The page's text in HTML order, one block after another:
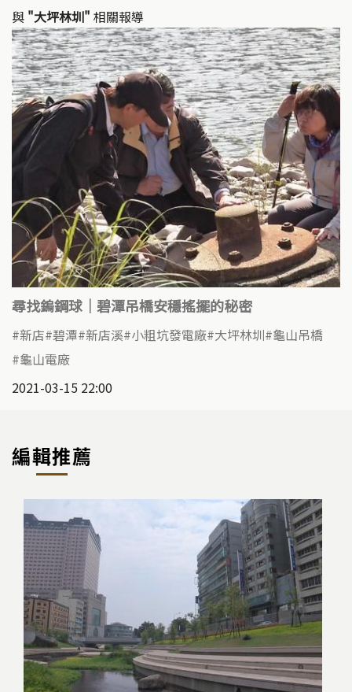
與 "大坪林圳" 相關報導
尋找鎢鋼球│碧潭吊橋安穩搖擺的秘密
新店 碧潭 新店溪 小粗坑發電廠 大坪林圳 龜山吊橋
龜山電廠
2021-03-15 22:00
編輯推薦